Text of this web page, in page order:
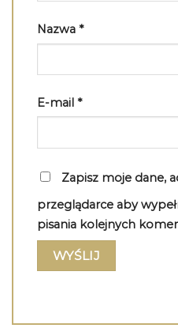
Nazwa *
E-mail *
Zapisz moje dane,
przeglądarce aby
pisania kolejnych